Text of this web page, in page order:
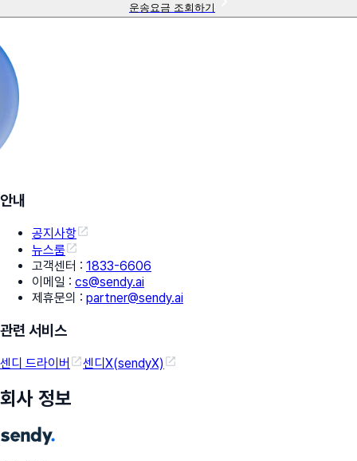
운송요금 조회하기
안내
공지사항
뉴스룸
고객센터 : 1833-6606
이메일 : cs@sendy.ai
제휴문의 : partner@sendy.ai
관련 서비스
센디 드라이버 센디X(sendyX)
회사 정보